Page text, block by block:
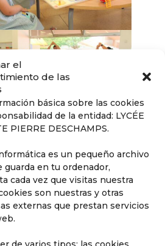
el
de las
básica sobre las cookies
de la entidad: LYCÉE
PIERRE DESCHAMPS.
es un pequeño archivo
en tu ordenador,
cada vez que visitas nuestra
son nuestras y otras
externas que prestan servicios
de varios tipos: las cookies